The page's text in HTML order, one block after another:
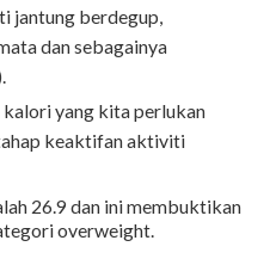
jantung berdegup,
dan sebagainya
yang kita perlukan
keaktifan aktiviti
26.9 dan ini membuktikan
overweight.